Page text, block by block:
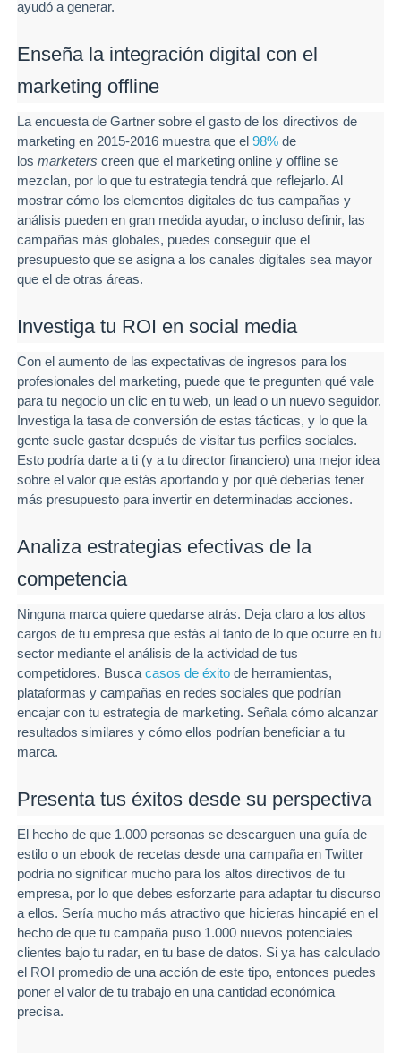
ayudó a generar.
Enseña la integración digital con el
marketing offline
La encuesta de Gartner sobre el gasto de los directivos de
marketing en 2015-2016 muestra que el 98%de
los marketers creen que el marketing online y offline se
mezclan, por lo que tu estrategia tendrá que reflejarlo. Al
mostrar cómo los elementos digitales de tus campañas y
análisis pueden en gran medida ayudar, o incluso definir, las
campañas más globales, puedes conseguir que el
presupuesto que se asigna a los canales digitales sea mayor
que el de otras áreas.
Investiga tu ROI en social media
Con el aumento de las expectativas de ingresos para los
profesionales del marketing, puede que te pregunten qué vale
para tu negocio un clic en tu web, un lead o un nuevo seguidor.
Investiga la tasa de conversión de estas tácticas, y lo que la
gente suele gastar después de visitar tus perfiles sociales.
Esto podría darte a ti (y a tu director financiero) una mejor idea
sobre el valor que estás aportando y por qué deberías tener
más presupuesto para invertir en determinadas acciones.
Analiza estrategias efectivas de la
competencia
Ninguna marca quiere quedarse atrás. Deja claro a los altos
cargos de tu empresa que estás al tanto de lo que ocurre en tu
sector mediante el análisis de la actividad de tus
competidores. Busca casos de éxitode herramientas,
plataformas y campañas en redes sociales que podrían
encajar con tu estrategia de marketing. Señala cómo alcanzar
resultados similares y cómo ellos podrían beneficiar a tu
marca.
Presenta tus éxitos desde su perspectiva
El hecho de que 1.000 personas se descarguen una guía de
estilo o un ebook de recetas desde una campaña en Twitter
podría no significar mucho para los altos directivos de tu
empresa, por lo que debes esforzarte para adaptar tu discurso
a ellos. Sería mucho más atractivo que hicieras hincapié en el
hecho de que tu campaña puso 1.000 nuevos potenciales
clientes bajo tu radar, en tu base de datos. Si ya has calculado
el ROI promedio de una acción de este tipo, entonces puedes
poner el valor de tu trabajo en una cantidad económica
precisa.